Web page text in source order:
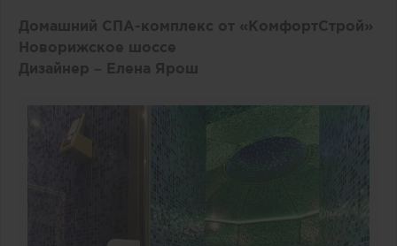
Домашний СПА-комплекс от «КомфортСтрой»
Новорижское шоссе
Дизайнер – Елена Ярош